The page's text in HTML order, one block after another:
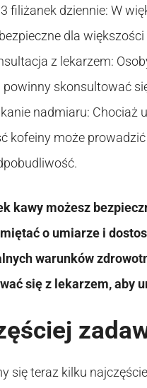
filiżanek dziennie: W
dla większości
z lekarzem:
powinny skonsultować
nadmiaru: Chociaż
kofeiny może
kawy możesz
o umiarze i
warunków
się z lekarzem, aby
się teraz kilku